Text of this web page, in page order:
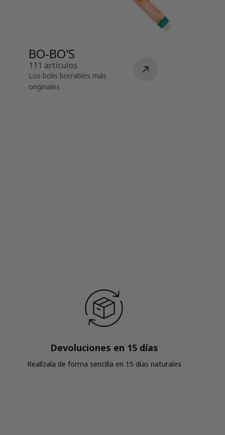
BO-BO'S
111 artículos
Los bolis borrables más
originales
Devoluciones en 15 días
Realízala de forma sencilla en 15 días naturales